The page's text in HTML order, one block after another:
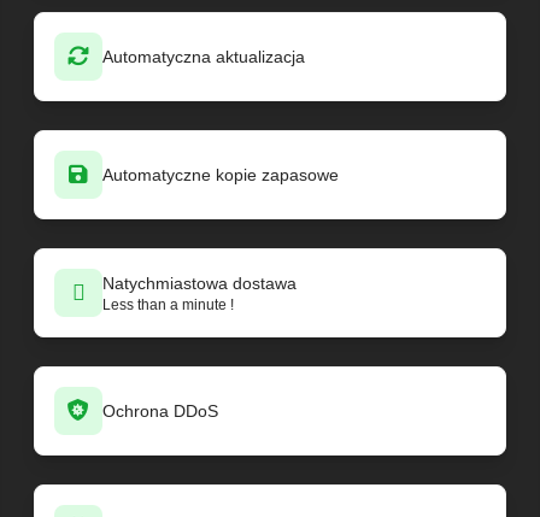
Automatyczna aktualizacja
Automatyczne kopie zapasowe
Natychmiastowa dostawa
Less than a minute !
Ochrona DDoS